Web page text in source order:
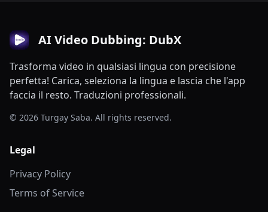
AI Video Dubbing: DubX
Trasforma video in qualsiasi lingua con precisione
perfetta! Carica, seleziona la lingua e lascia che l'app
faccia il resto. Traduzioni professionali.
© 2026 Turgay Saba. All rights reserved.
Legal
Privacy Policy
Terms of Service